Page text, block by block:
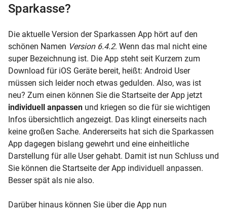
Sparkasse?
Die aktuelle Version der Sparkassen App hört auf den
schönen Namen Version 6.4.2. Wenn das mal nicht eine
super Bezeichnung ist. Die App steht seit Kurzem zum
Download für iOS Geräte bereit, heißt: Android User
müssen sich leider noch etwas gedulden. Also, was ist
neu? Zum einen können Sie die Startseite der App jetzt
individuell anpassen und kriegen so die für sie wichtigen
Infos übersichtlich angezeigt. Das klingt einerseits nach
keine großen Sache. Andererseits hat sich die Sparkassen
App dagegen bislang gewehrt und eine einheitliche
Darstellung für alle User gehabt. Damit ist nun Schluss und
Sie können die Startseite der App individuell anpassen.
Besser spät als nie also.
Darüber hinaus können Sie über die App nun